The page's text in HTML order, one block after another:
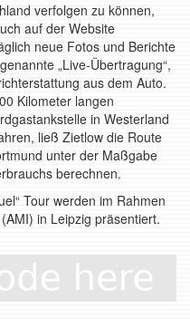
verfolgen zu können,
auf der Website
neue Fotos und Berichte
„Live-Übertragung“,
aus dem Auto.
Kilometer langen
in Westerland
ließ Zietlow die Route
unter der Maßgabe
berechnen.
Tour werden im Rahmen
in Leipzig präsentiert.